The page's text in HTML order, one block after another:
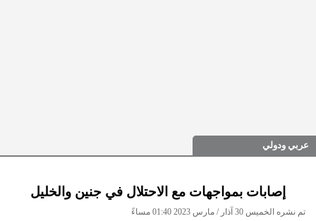
عربي ودولي
إصابات بمواجهات مع الاحتلال في جنين والخليل
تم نشره الخميس 30 آذار / مارس 2023 01:40 مساءً